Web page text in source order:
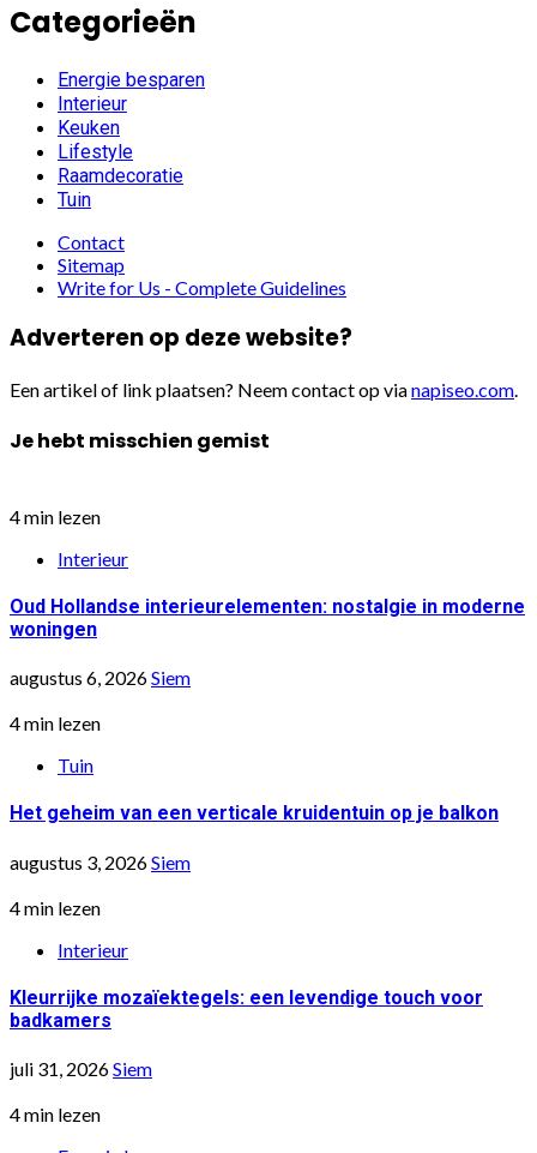
Categorieën
Energie besparen
Interieur
Keuken
Lifestyle
Raamdecoratie
Tuin
Contact
Sitemap
Write for Us - Complete Guidelines
Adverteren op deze website?
Een artikel of link plaatsen? Neem contact op vianapiseo.com.
Je hebt misschien gemist
4 min lezen
Interieur
Oud Hollandse interieurelementen: nostalgie in moderne
woningen
augustus 6, 2026Siem
4 min lezen
Tuin
Het geheim van een verticale kruidentuin op je balkon
augustus 3, 2026Siem
4 min lezen
Interieur
Kleurrijke mozaïektegels: een levendige touch voor
badkamers
juli 31, 2026Siem
4 min lezen